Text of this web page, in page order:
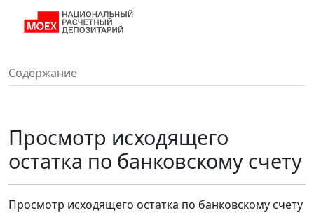
Содержание
Просмотр исходящего
остатка по банковскому счету
Просмотр исходящего остатка по банковскому счету